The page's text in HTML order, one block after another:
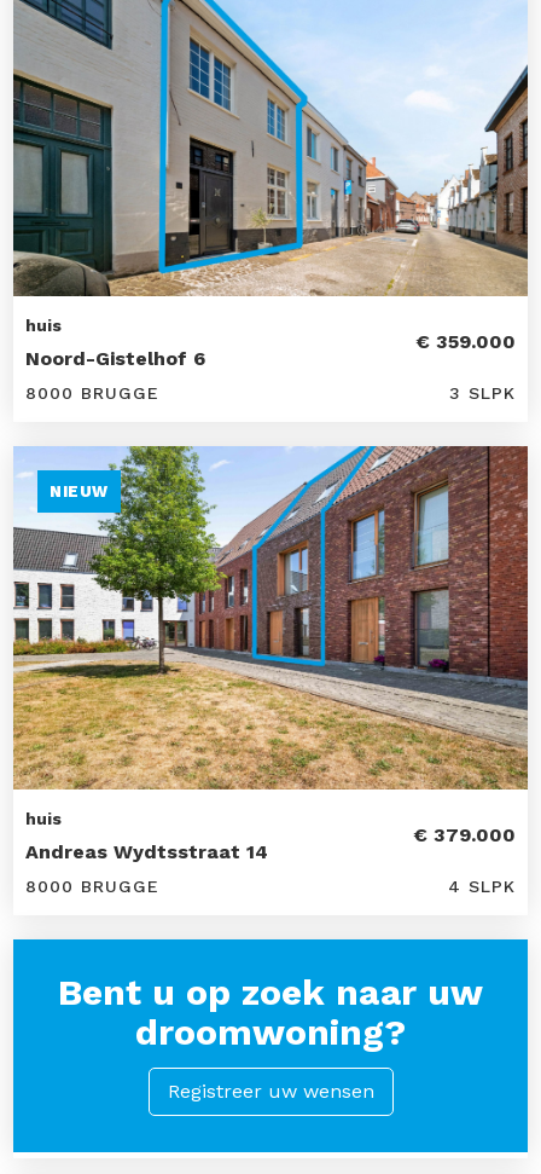
huis
Noord-Gistelhof 6
€ 359.000
8000 BRUGGE 3 SLPK
NIEUW
huis
Andreas Wydtsstraat 14
€ 379.000
8000 BRUGGE 4 SLPK
Bent u op zoek naar uw
droomwoning?
Registreer uw wensen